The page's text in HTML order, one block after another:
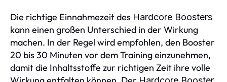
Die richtige Einnahmezeit des Hardcore Boosters
kann einen großen Unterschied in der Wirkung
machen. In der Regel wird empfohlen, den Booster
20 bis 30 Minuten vor dem Training einzunehmen,
damit die Inhaltsstoffe zur richtigen Zeit ihre volle